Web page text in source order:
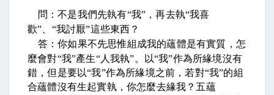
問：不是我們先執有“我” ，再去執“我喜
歡” “我討厭”這些東西？
答：你如果不先思惟組成我的蘊體是有實質，怎
麼會對“我”產生“人我執”。以“我”作為所緣境沒有
錯，但是要以“我”作為所緣境之前，若對“我”的組
合蘊體沒有生起實執，你怎麼去緣我？五蘊